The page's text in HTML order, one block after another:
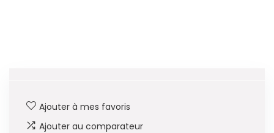
Ajouter à mes favoris
Ajouter au comparateur